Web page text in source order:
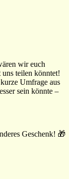
wir euch
teilen könntet!
Umfrage aus
sein könnte –
Geschenk! 🎁